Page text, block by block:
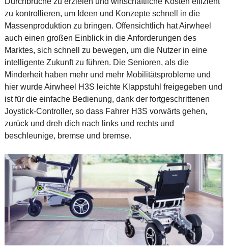
zu kontrollieren, um Ideen und Konzepte schnell in die
Massenproduktion zu bringen. Offensichtlich hat Airwheel
auch einen großen Einblick in die Anforderungen des
Marktes, sich schnell zu bewegen, um die Nutzer in eine
intelligente Zukunft zu führen. Die Senioren, als die
Minderheit haben mehr und mehr Mobilitätsprobleme und
hier wurde Airwheel H3S leichte Klappstuhl freigegeben und
ist für die einfache Bedienung, dank der fortgeschrittenen
Joystick-Controller, so dass Fahrer H3S vorwärts gehen,
zurück und dreh dich nach links und rechts und
beschleunige, bremse und bremse.